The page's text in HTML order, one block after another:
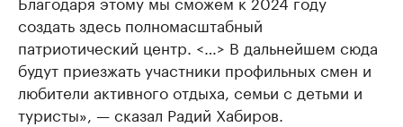
создать здесь полномасштабный
патриотический центр. <…> В дальнейшем сюда
будут приезжать участники профильных смен и
любители активного отдыха, семьи с детьми и
туристы», — сказал Радий Хабиров.